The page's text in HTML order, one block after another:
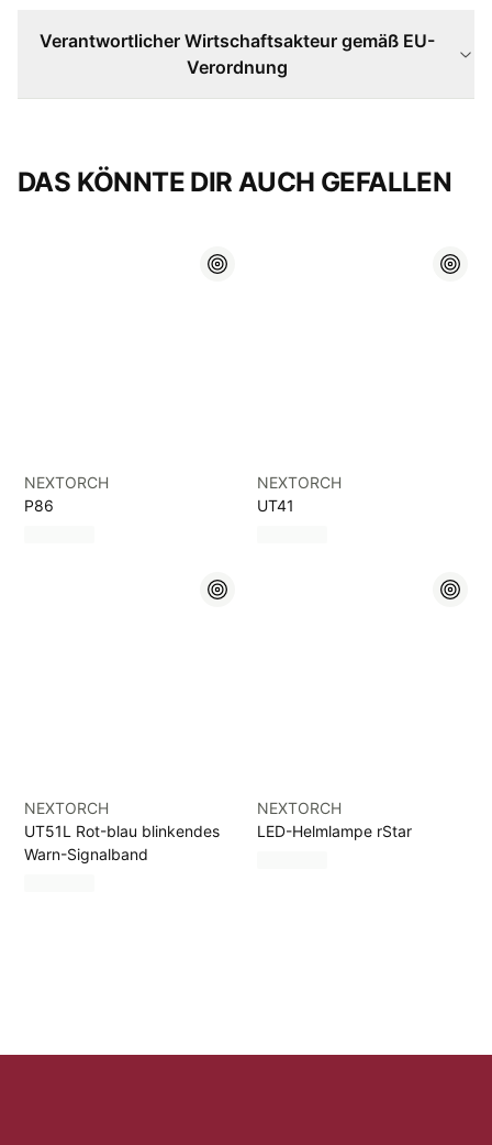
Verantwortlicher Wirtschaftsakteur gemäß EU-
Verordnung
DAS KÖNNTE DIR AUCH GEFALLEN
NEXTORCH
P86
NEXTORCH
UT41
NEXTORCH
UT51L Rot-blau blinkendes
Warn-Signalband
NEXTORCH
LED-Helmlampe rStar